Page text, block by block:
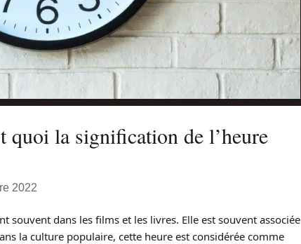
quoi la signification de l’heure
2022
souvent dans les films et les livres. Elle est souvent associée
la culture populaire, cette heure est considérée comme